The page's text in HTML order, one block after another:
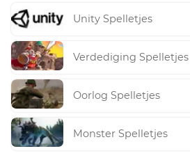
Unity Spelletjes
Verdediging Spelletjes
Oorlog Spelletjes
Monster Spelletjes